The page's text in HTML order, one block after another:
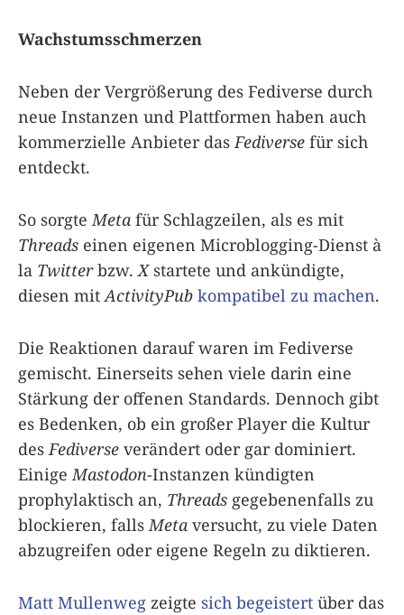
Wachstumsschmerzen
Neben der Vergrößerung des Fediverse durch
neue Instanzen und Plattformen haben auch
kommerzielle Anbieter das Fediverse für sich
entdeckt.
So sorgte Meta für Schlagzeilen, als es mit
Threads einen eigenen Microblogging-Dienst à
la Twitterbzw. Xstartete und ankündigte,
diesen mit ActivityPub kompatibel zu machen.
Die Reaktionen darauf waren im Fediverse
gemischt. Einerseits sehen viele darin eine
Stärkung der offenen Standards. Dennoch gibt
es Bedenken, ob ein großer Player die Kultur
des Fediverse verändert oder gar dominiert.
Einige Mastodon-Instanzen kündigten
prophylaktisch an, Threads gegebenenfalls zu
blockieren, falls Meta versucht, zu viele Daten
abzugreifen oder eigene Regeln zu diktieren.
Matt Mullenweg zeigte sich begeistert über das